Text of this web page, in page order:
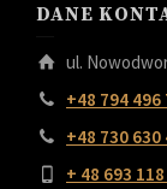
DANE
ul.
+48 794 496
+48 730 630
+ 48 693